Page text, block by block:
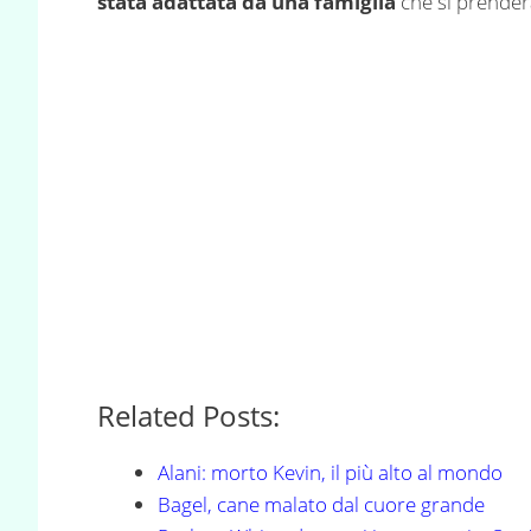
Related Posts:
Alani: morto Kevin, il più alto al mondo
Bagel, cane malato dal cuore grande